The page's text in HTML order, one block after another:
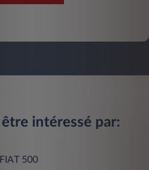
intéressé par: